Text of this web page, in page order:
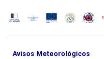
Avisos Meteorológicos